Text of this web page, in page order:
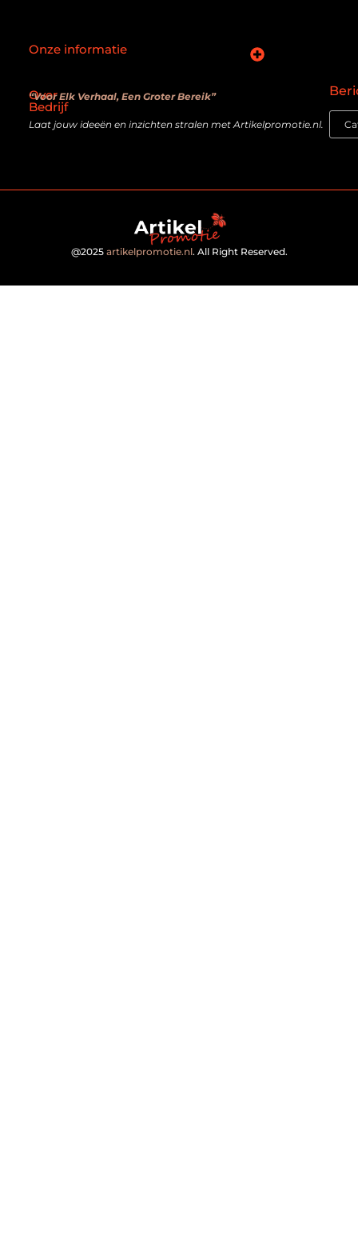
Over
Bedrijf
“Voor Elk Verhaal, Een Groter Bereik”
Laat jouw ideeën en inzichten stralen met Artikelpromotie.nl.
Onze informatie
@2025 artikelpromotie.nl. All Right Reserved.